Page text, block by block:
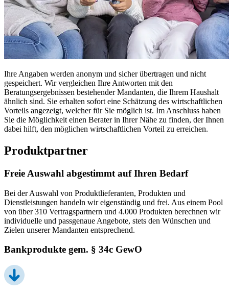
Ihre Angaben werden anonym und sicher übertragen und nicht
gespeichert. Wir vergleichen Ihre Antworten mit den
Beratungsergebnissen bestehender Mandanten, die Ihrem Haushalt
ähnlich sind. Sie erhalten sofort eine Schätzung des wirtschaftlichen
Vorteils angezeigt, welcher für Sie möglich ist. Im Anschluss haben
Sie die Möglichkeit einen Berater in Ihrer Nähe zu finden, der Ihnen
dabei hilft, den möglichen wirtschaftlichen Vorteil zu erreichen.
Produktpartner
Freie Auswahl abgestimmt auf Ihren Bedarf
Bei der Auswahl von Produktlieferanten, Produkten und
Dienstleistungen handeln wir eigenständig und frei. Aus einem Pool
von über 310 Vertragspartnern und 4.000 Produkten berechnen wir
individuelle und passgenaue Angebote, stets den Wünschen und
Zielen unserer Mandanten entsprechend.
Bankprodukte gem. § 34c GewO